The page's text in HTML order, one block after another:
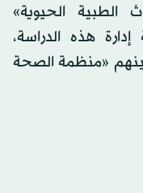
الطبية الحيوية»
هذه الدراسة،
«منظمة الصحة